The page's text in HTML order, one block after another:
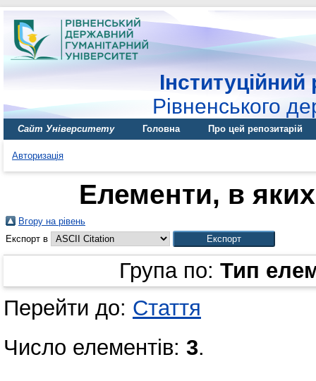
Інституційний
Рівненського
Сайт Університету Головна Про цей репозитарій
Авторизація
Елементи, в
Вгору на рівень
Експорт в
Група по: Тип
Перейти до: Стаття
Число елементів: 3.